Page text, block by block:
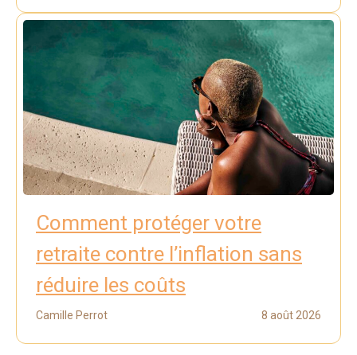
Comment protéger votre
retraite contre l’inflation sans
réduire les coûts
Camille Perrot 8 août 2026